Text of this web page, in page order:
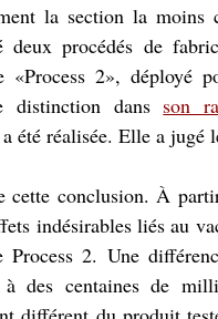
la section la
procédés de
«Process 2», déployé
distinction dans son
été réalisée. Elle a jugé
cette conclusion. À
indésirables liés au
Process 2. Une
à des centaines de